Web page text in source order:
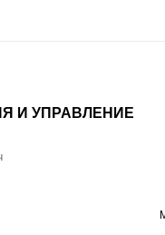
И УПРАВЛЕНИЕ